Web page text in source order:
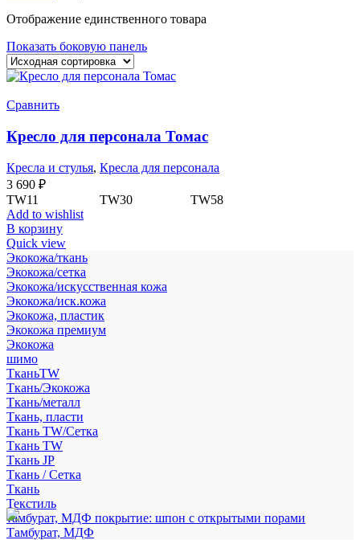
Отображение единственного товара
Показать боковую панель
Сравнить
Кресло для персонала Томас
Кресла и стулья, Кресла для персонала
3 690 ₽
TW11 TW30 TW58
Add to wishlist
В корзину
Quick view
Экокожа/ткань
Экокожа/сетка
Экокожа/искусственная кожа
Экокожа/иск.кожа
Экокожа, пластик
Экокожа премиум
Экокожа
шимо
ТканьTW
Ткань/Экокожа
Ткань/металл
Ткань, пласти
Ткань TW/Сетка
Ткань TW
Ткань JP
Ткань / Сетка
Ткань
Текстиль
тамбурат, МДФ покрытие: шпон с открытыми порами
Тамбурат, МДФ